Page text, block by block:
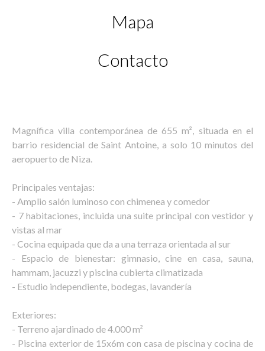
Mapa
Contacto
Magnífica villa contemporánea de 655 m², situada en el
barrio residencial de Saint Antoine, a solo 10 minutos del
aeropuerto de Niza.
Principales ventajas:
- Amplio salón luminoso con chimenea y comedor
- 7 habitaciones, incluida una suite principal con vestidor y
vistas al mar
- Cocina equipada que da a una terraza orientada al sur
- Espacio de bienestar: gimnasio, cine en casa, sauna,
hammam, jacuzzi y piscina cubierta climatizada
- Estudio independiente, bodegas, lavandería
Exteriores:
- Terreno ajardinado de 4.000 m²
- Piscina exterior de 15x6m con casa de piscina y cocina de